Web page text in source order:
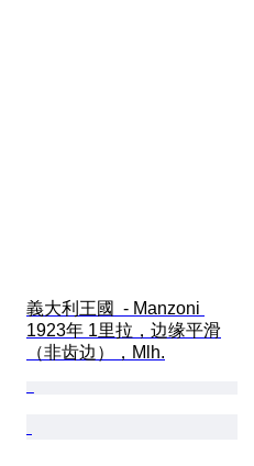
義大利王國  - Manzoni
1923年 1里拉，边缘平滑
（非齿边），Mlh.